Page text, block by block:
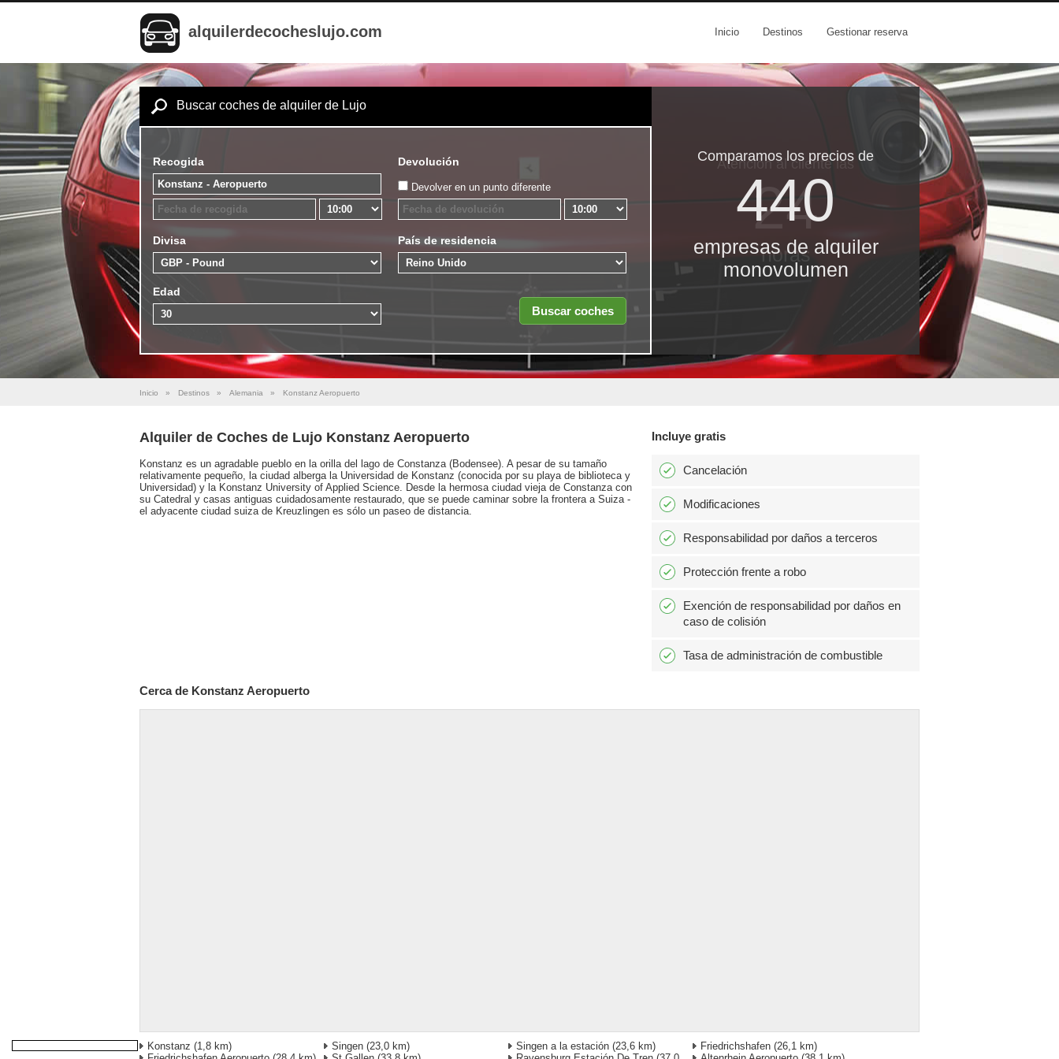
alquilerdecocheslujo.com Inicio Destinos Gestionar reserva
Buscar coches de alquiler de Lujo
Recogida Devolución
Devolver en un punto diferente
Divisa País de residencia
Edad
Comparamos los precios de
440
empresas de alquiler
monovolumen
Atención al cliente las
24
horas
Inicio » Destinos » Alemania » Konstanz Aeropuerto
Alquiler de Coches de Lujo Konstanz Aeropuerto
Konstanz es un agradable pueblo en la orilla del lago de Constanza (Bodensee). A pesar de su tamaño
relativamente pequeño, la ciudad alberga la Universidad de Konstanz (conocida por su playa de biblioteca y
Universidad) y la Konstanz University of Applied Science. Desde la hermosa ciudad vieja de Constanza con
su Catedral y casas antiguas cuidadosamente restaurado, que se puede caminar sobre la frontera a Suiza -
el adyacente ciudad suiza de Kreuzlingen es sólo un paseo de distancia.
Incluye gratis
Cancelación
Modificaciones
Responsabilidad por daños a terceros
Protección frente a robo
Exención de responsabilidad por daños en
caso de colisión
Tasa de administración de combustible
Cerca de Konstanz Aeropuerto
Konstanz (1,8 km) Singen (23,0 km) Singen a la estación (23,6 km) Friedrichshafen (26,1 km)